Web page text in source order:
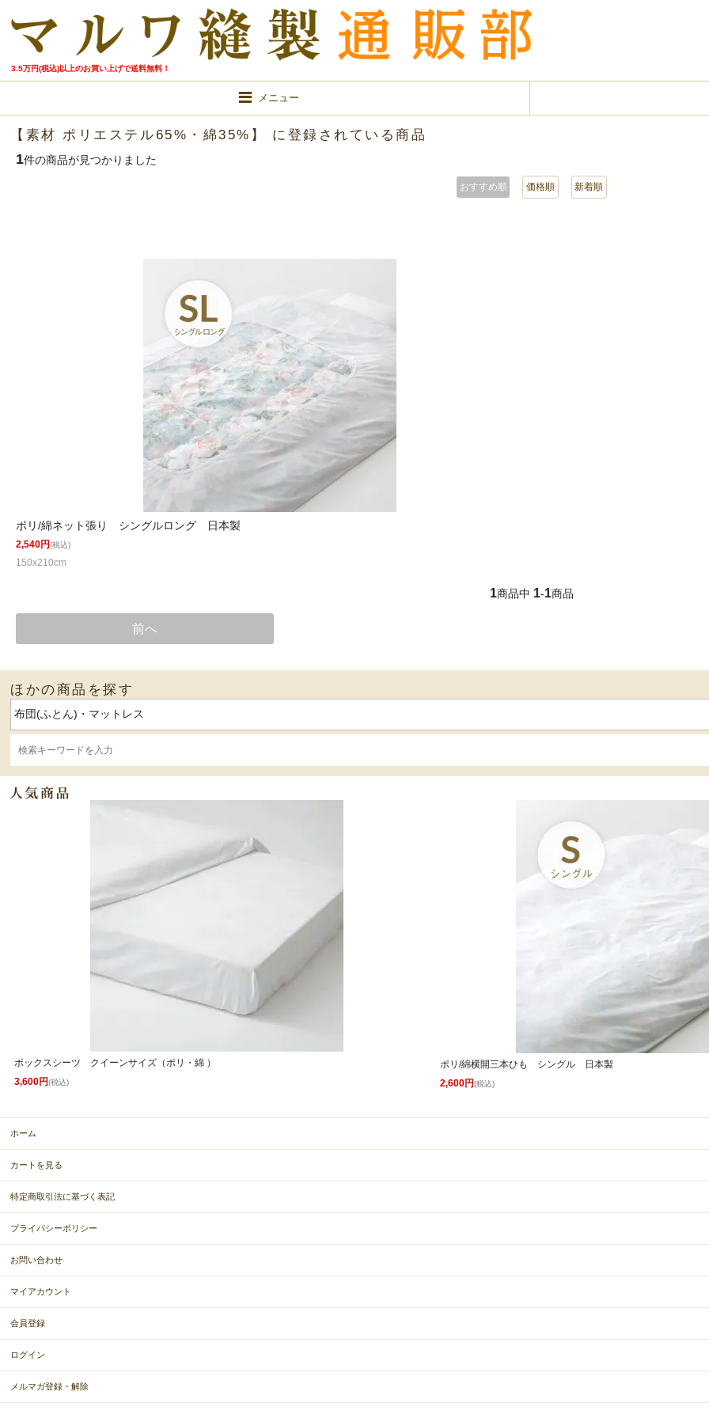
3.5万円(税込)以上のお買い上げで送料無料！
メニュー
【素材 ポリエステル65%・綿35%】 に登録されている商品
1件の商品が見つかりました
おすすめ順 価格順 新着順
ポリ/綿ネット張り シングルロング 日本製
2,540円(税込)
150x210cm
1商品中 1-1商品
前へ
ほかの商品を探す
ボックスシーツ クイーンサイズ（ポリ・綿 ）
3,600円(税込)
ポリ/綿横開三本ひも シングル 日本製
2,600円(税込)
ホーム
カートを見る
特定商取引法に基づく表記
プライバシーポリシー
お問い合わせ
マイアカウント
会員登録
ログイン
メルマガ登録・解除